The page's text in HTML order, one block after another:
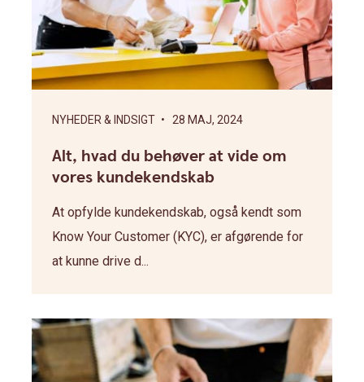
NYHEDER & INDSIGT • 28 MAJ, 2024
Alt, hvad du behøver at vide om
vores kundekendskab
At opfylde kundekendskab, også kendt som
Know Your Customer (KYC), er afgørende for
at kunne drive d...